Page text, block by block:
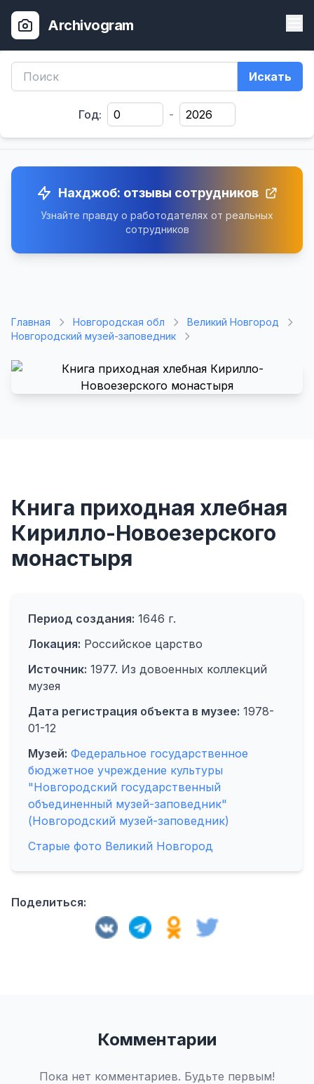
Archivogram
Искать
Год: -
Нахджоб: отзывы сотрудников
Узнайте правду о работодателях от реальных
сотрудников
Главная Новгородская обл
Великий Новгород
Новгородский музей-заповедник
Книга приходная хлебная
Кирилло-Новоезерского
монастыря
Период создания: 1646 г.
Локация: Российское царство
Источник: 1977. Из довоенных коллекций
музея
Дата регистрация объекта в музее: 1978-
01-12
Музей: Федеральное государственное
бюджетное учреждение культуры
"Новгородский государственный
объединенный музей-заповедник"
(Новгородский музей-заповедник)
Старые фото Великий Новгород
Поделиться:
Комментарии
Пока нет комментариев. Будьте первым!